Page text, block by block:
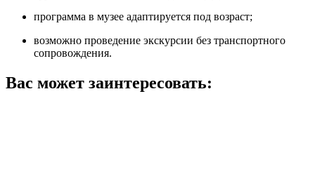
программа в музее адаптируется под возраст;
возможно проведение экскурсии без транспортного
сопровождения.
Вас может заинтересовать: